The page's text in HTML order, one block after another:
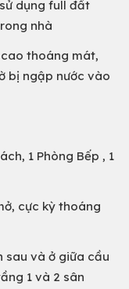
sử dụng full đất
nhà
thoáng mát,
bị ngập nước vào
1 Phòng Bếp , 1
cực kỳ thoáng
sau và ở giữa cầu
1 và 2 sân